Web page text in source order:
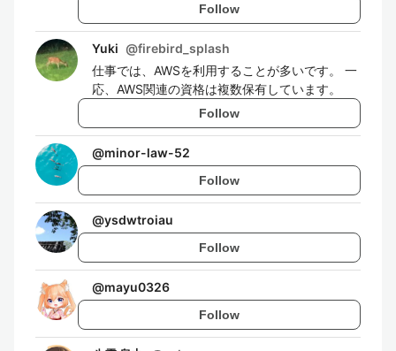
Follow
Yuki @firebird_splash
仕事では、AWSを利用することが多いです。 一
応、AWS関連の資格は複数保有しています。
Follow
@minor-law-52
Follow
@ysdwtroiau
Follow
@mayu0326
Follow